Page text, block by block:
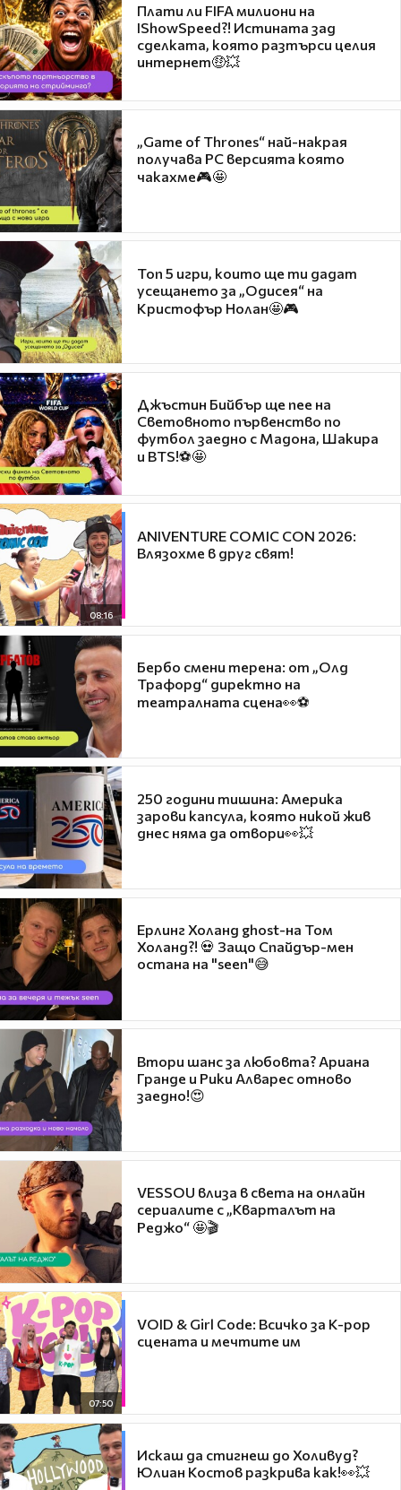
Плати ли FIFA милиони на
IShowSpeed?! Истината зад
сделката, която разтърси целия
интернет🤑💥
„Game of Thrones“ най-накрая
получава PC версията която
чакахме🎮🤩
Топ 5 игри, които ще ти дадат
усещането за „Одисея“ на
Кристофър Нолан🤩🎮
Джъстин Бийбър ще пее на
Световното първенство по
футбол заедно с Мадона, Шакира
и BTS!⚽🤩
08:16
ANIVENTURE COMIC CON 2026:
Влязохме в друг свят!
Бербо смени терена: от „Олд
Трафорд“ директно на
театралната сцена👀⚽
250 години тишина: Америка
зарови капсула, която никой жив
днес няма да отвори👀💥
Ерлинг Холанд ghost-на Том
Холанд?! 💀 Защо Спайдър-мен
остана на "seen"😅
Втори шанс за любовта? Ариана
Гранде и Рики Алварес отново
заедно!😍
VESSOU влиза в света на онлайн
сериалите с „Кварталът на
Реджо“ 🤩🎬
07:50
VOID & Girl Code: Всичко за K-pop
сцената и мечтите им
Искаш да стигнеш до Холивуд?
Юлиан Костов разкрива как!👀💥